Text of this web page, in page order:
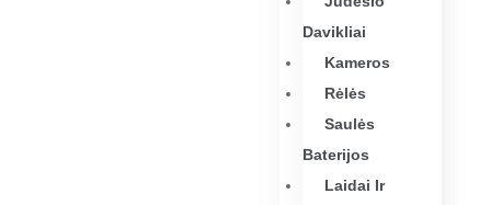
Davikliai
Kameros
Rėlės
Saulės
Baterijos
Laidai Ir